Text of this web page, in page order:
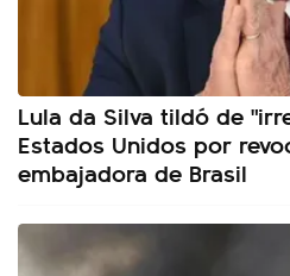
Lula da Silva tildó de
Estados Unidos por
embajadora de Brasil